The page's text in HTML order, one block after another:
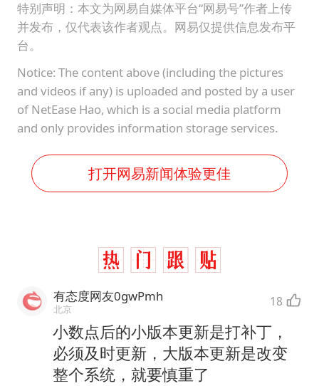
特别声明：本文为网易自媒体平台“网易号”作者上传
并发布，仅代表该作者观点。网易仅提供信息发布平
台。
Notice: The content above (including the pictures
and videos if any) is uploaded and posted by a user
of NetEase Hao, which is a social media platform
and only provides information storage services.
打开网易新闻体验更佳
有态度网友0gwPmh
北京 18
小数点后的小版本更新是打补丁，
必须及时更新，大版本更新是改变
整个系统，就要慎重了